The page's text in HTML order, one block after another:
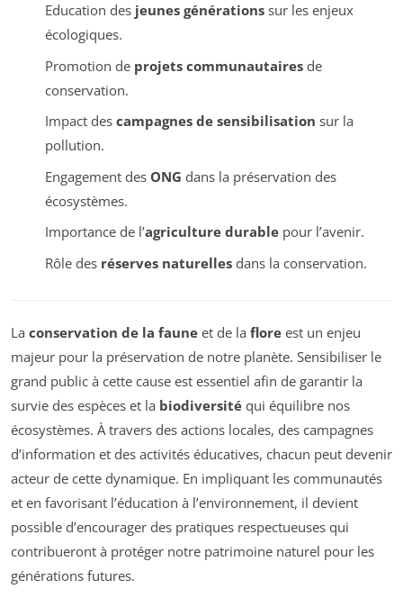
Education des jeunes générationssur les enjeux
écologiques.
Promotion de projets communautairesde
conservation.
Impact des campagnes de sensibilisation sur la
pollution.
Engagement des ONG dans la préservation des
écosystèmes.
Importance de l’agriculture durablepour l’avenir.
Rôle des réserves naturellesdans la conservation.
La conservation de la faune et de la flore est un enjeu
majeur pour la préservation de notre planète. Sensibiliser le
grand public à cette cause est essentiel afin de garantir la
survie des espèces et la biodiversité qui équilibre nos
écosystèmes. À travers des actions locales, des campagnes
d’information et des activités éducatives, chacun peut devenir
acteur de cette dynamique. En impliquant les communautés
et en favorisant l’éducation à l’environnement, il devient
possible d’encourager des pratiques respectueuses qui
contribueront à protéger notre patrimoine naturel pour les
générations futures.